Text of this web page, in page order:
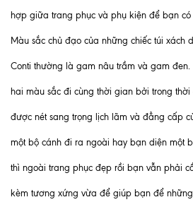
hợp giữa trang phục và phụ kiện để bạn có
Màu sắc chủ đạo của những chiếc túi xách
Conti thường là gam nâu trầm và gam
hai màu sắc đi cùng thời gian bởi trong
được nét sang trọng lịch lãm và đẳng cấp
một bộ cánh đi ra ngoài hay bạn diện một
thì ngoài trang phục đẹp rồi bạn vẫn phải
kèm tương xứng vừa để giúp bạn để